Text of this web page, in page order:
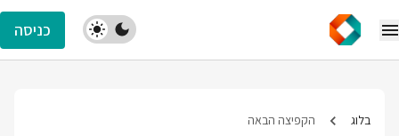
כניסה
בלוג הקפיצה הבאה